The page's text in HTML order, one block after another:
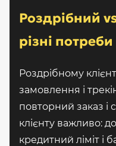
Роздрібний
різні потреби
Роздрібному
замовлення і
повторний заказ і
клієнту важливо:
кредитний ліміт і